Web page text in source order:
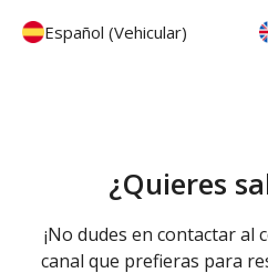
Español (Vehicular)
¿Quieres
¡No dudes en contactar al
canal que prefieras para